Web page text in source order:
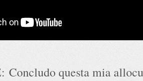
Concludo questa mia